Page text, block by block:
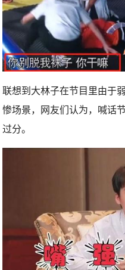
联想到大林子在节目里由于
惨场景，网友们认为，喊话
过分。